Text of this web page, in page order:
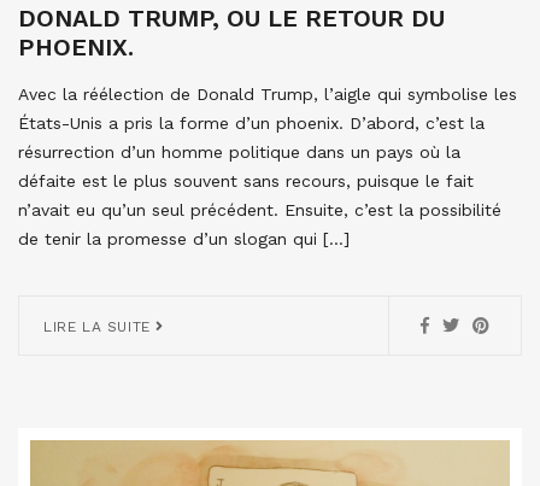
DONALD TRUMP, OU LE RETOUR DU
PHOENIX.
Avec la réélection de Donald Trump, l’aigle qui symbolise les
États-Unis a pris la forme d’un phoenix. D’abord, c’est la
résurrection d’un homme politique dans un pays où la
défaite est le plus souvent sans recours, puisque le fait
n’avait eu qu’un seul précédent. Ensuite, c’est la possibilité
de tenir la promesse d’un slogan qui […]
LIRE LA SUITE